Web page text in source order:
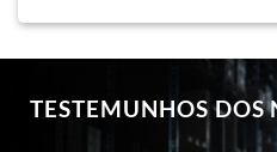
TESTEMUNHOS DOS